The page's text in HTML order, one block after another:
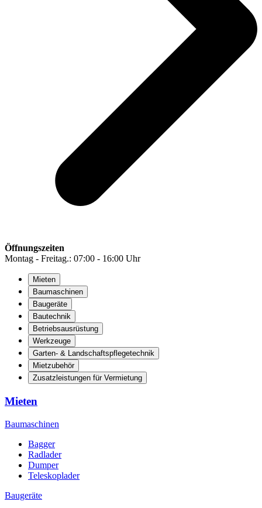
Öffnungszeiten
Montag - Freitag.: 07:00 - 16:00 Uhr
Mieten
Baumaschinen
Baugeräte
Bautechnik
Betriebsausrüstung
Werkzeuge
Garten- & Landschaftspflegetechnik
Mietzubehör
Zusatzleistungen für Vermietung
Mieten
Baumaschinen
Bagger
Radlader
Dumper
Teleskoplader
Baugeräte